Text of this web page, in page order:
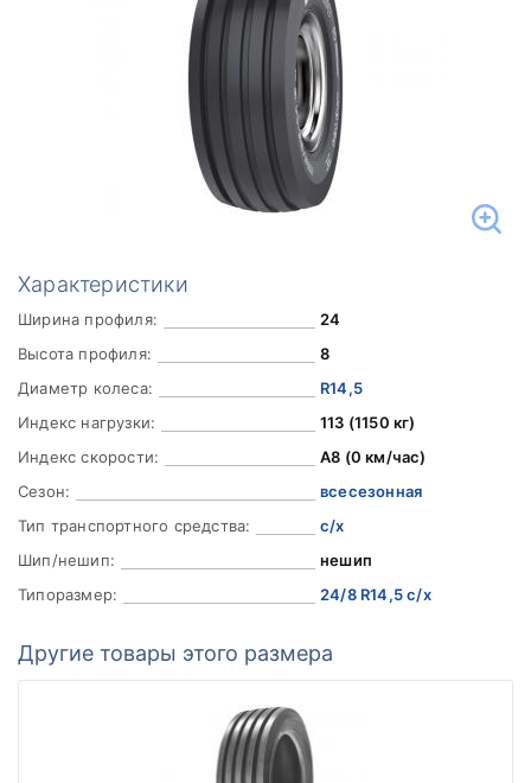
Характеристики
Ширина профиля:
24
Высота профиля:
8
Диаметр колеса:
R14,5
Индекс нагрузки:
113 (1150 кг)
Индекс скорости:
A8 (0 км/час)
Сезон:
всесезонная
Тип транспортного средства:
с/х
Шип/нешип:
нешип
Типоразмер:
24/8 R14,5 с/х
Другие товары этого размера